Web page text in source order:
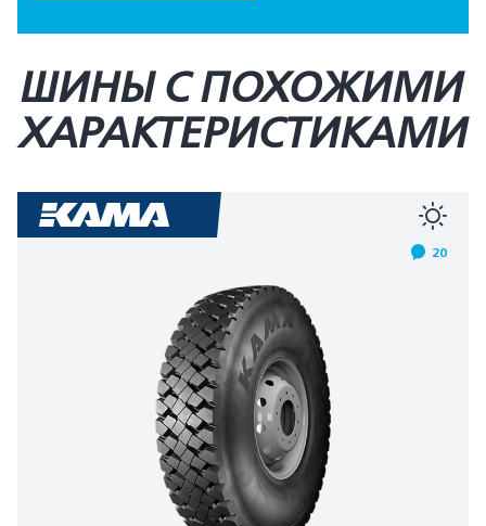
ШИНЫ С ПОХОЖИМИ
ХАРАКТЕРИСТИКАМИ
20